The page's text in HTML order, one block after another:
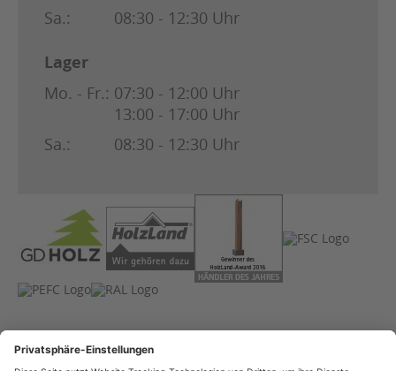
Sa.:
08:30 - 12:30 Uhr
Lager
Mo. - Fr.: 07:30 - 12:00 Uhr
13:00 - 17:00 Uhr
Sa.:
08:30 - 12:30 Uhr